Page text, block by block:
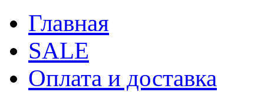
Главная
SALE
Оплата и доставка